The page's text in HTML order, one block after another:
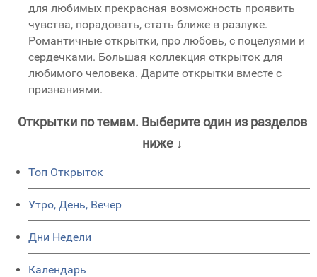
для любимых прекрасная возможность проявить
чувства, порадовать, стать ближе в разлуке.
Романтичные открытки, про любовь, с поцелуями и
сердечками. Большая коллекция открыток для
любимого человека. Дарите открытки вместе с
признаниями.
Открытки по темам. Выберите один из разделов
ниже ↓
Топ Открыток
Утро, День, Вечер
Дни Недели
Календарь